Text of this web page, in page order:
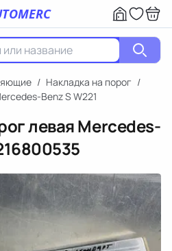
/ Накладка на порог /
Benz S W221
левая Mercedes-